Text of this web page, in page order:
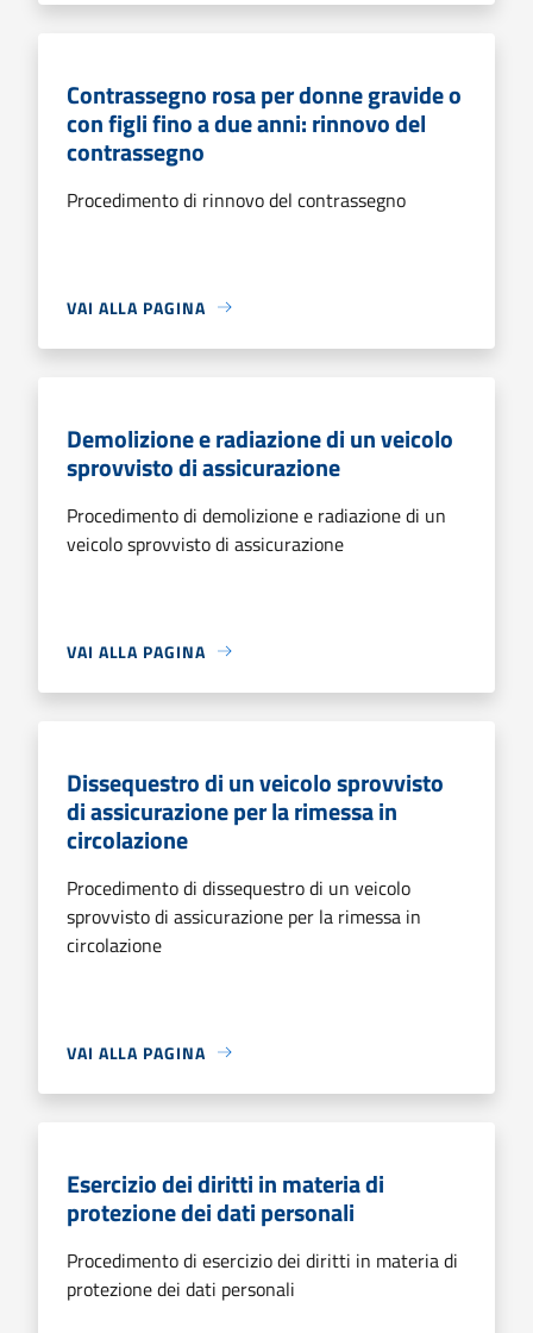
Contrassegno rosa per donne gravide o
con figli fino a due anni: rinnovo del
contrassegno
Procedimento di rinnovo del contrassegno
VAI ALLA PAGINA
Demolizione e radiazione di un veicolo
sprovvisto di assicurazione
Procedimento di demolizione e radiazione di un
veicolo sprovvisto di assicurazione
VAI ALLA PAGINA
Dissequestro di un veicolo sprovvisto
di assicurazione per la rimessa in
circolazione
Procedimento di dissequestro di un veicolo
sprovvisto di assicurazione per la rimessa in
circolazione
VAI ALLA PAGINA
Esercizio dei diritti in materia di
protezione dei dati personali
Procedimento di esercizio dei diritti in materia di
protezione dei dati personali